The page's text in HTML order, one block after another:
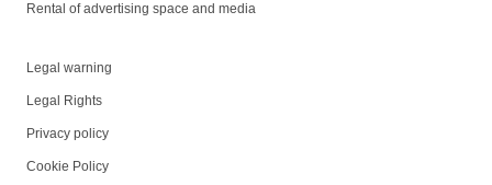
Rental of advertising space and media
Legal warning
Legal Rights
Privacy policy
Cookie Policy